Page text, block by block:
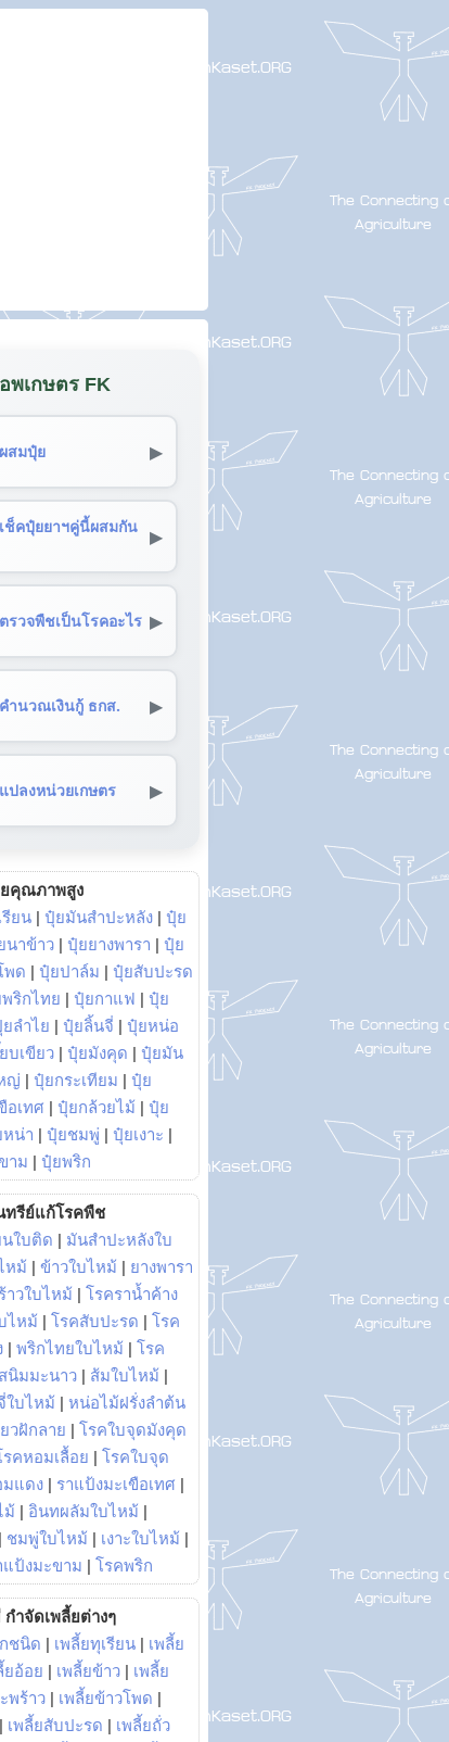
พเกษตร FK
สมปุ๋ย ▶
ช็คปุ๋ยยาฯคู่นี้ผสมกัน ▶
รวจพืชเป็นโรคอะไร ▶
ำนวณเงินกู้ ธกส. ▶
ปลงหน่วยเกษตร ▶
คุณภาพสูง
ยน | ปุ๋ยมันสำปะหลัง | ปุ๋ย
นาข้าว | ปุ๋ยยางพารา | ปุ๋ย
พด | ปุ๋ยปาล์ม | ปุ๋ยสับปะรด
ริกไทย | ปุ๋ยกาแฟ | ปุ๋ย
ลำไย | ปุ๋ยลิ้นจี่ | ปุ๋ยหน่อ
บเขียว | ปุ๋ยมังคุด | ปุ๋ยมัน
ญ่ | ปุ๋ยกระเทียม | ปุ๋ย
อเทศ | ปุ๋ยกล้วยไม้ | ปุ๋ย
น่า | ปุ๋ยชมพู่ | ปุ๋ยเงาะ |
าม | ปุ๋ยพริก
ทรีย์แก้โรคพืช
นใบติด | มันสำปะหลังใบ
หม้ | ข้าวใบไหม้ | ยางพารา
าวใบไหม้ | โรคราน้ำค้าง
ไหม้ | โรคสับปะรด | โรค
| พริกไทยใบไหม้ | โรค
นิมมะนาว | ส้มใบไหม้ |
ใบไหม้ | หน่อไม้ฝรั่งลำต้น
วฝักลาย | โรคใบจุดมังคุด
รคหอมเลื้อย | โรคใบจุด
มแดง | ราแป้งมะเขือเทศ |
ม้ | อินทผลัมใบไหม้ |
| ชมพู่ใบไหม้ | เงาะใบไหม้ |
แป้งมะขาม | โรคพริก
กำจัดเพลี้ยต่างๆ
ชนิด | เพลี้ยทุเรียน | เพลี้ย
ยอ้อย | เพลี้ยข้าว | เพลี้ย
พร้าว | เพลี้ยข้าวโพด |
| เพลี้ยสับปะรด | เพลี้ยถั่ว